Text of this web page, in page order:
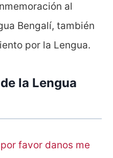
al
Bengalí, también
por la Lengua.
la Lengua
favor danos me